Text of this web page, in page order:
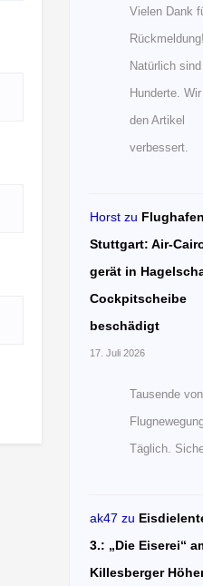
Vielen Dank
Rückmeldung!
Natürlich
Hunderte.
den Artikel
verbessert.
Horstzu Flughafen
Stuttgart: Air-
gerät in
Cockpitscheibe
beschädigt
17. Juli 2026
Tausende von
Täglich.
ak47 zu
3.: „Die Eiserei“
Killesberger